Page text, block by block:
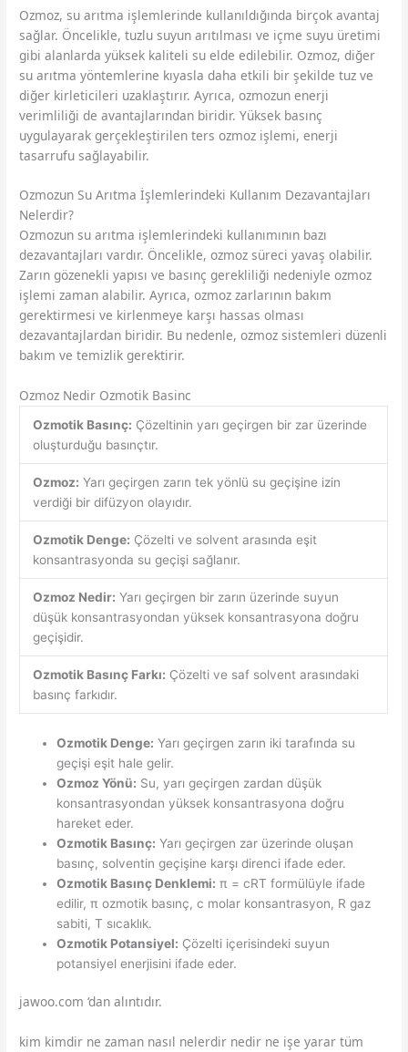
Ozmoz, su arıtma işlemlerinde kullanıldığında birçok avantaj
sağlar. Öncelikle, tuzlu suyun arıtılması ve içme suyu üretimi
gibi alanlarda yüksek kaliteli su elde edilebilir. Ozmoz, diğer
su arıtma yöntemlerine kıyasla daha etkili bir şekilde tuz ve
diğer kirleticileri uzaklaştırır. Ayrıca, ozmozun enerji
verimliliği de avantajlarından biridir. Yüksek basınç
uygulayarak gerçekleştirilen ters ozmoz işlemi, enerji
tasarrufu sağlayabilir.
Ozmozun Su Arıtma İşlemlerindeki Kullanım Dezavantajları
Nelerdir?
Ozmozun su arıtma işlemlerindeki kullanımının bazı
dezavantajları vardır. Öncelikle, ozmoz süreci yavaş olabilir.
Zarın gözenekli yapısı ve basınç gerekliliği nedeniyle ozmoz
işlemi zaman alabilir. Ayrıca, ozmoz zarlarının bakım
gerektirmesi ve kirlenmeye karşı hassas olması
dezavantajlardan biridir. Bu nedenle, ozmoz sistemleri düzenli
bakım ve temizlik gerektirir.
Ozmoz Nedir Ozmotik Basinc
Ozmotik Basınç: Çözeltinin yarı geçirgen bir zar üzerinde
oluşturduğu basınçtır.
Ozmoz: Yarı geçirgen zarın tek yönlü su geçişine izin
verdiği bir difüzyon olayıdır.
Ozmotik Denge: Çözelti ve solvent arasında eşit
konsantrasyonda su geçişi sağlanır.
Ozmoz Nedir: Yarı geçirgen bir zarın üzerinde suyun
düşük konsantrasyondan yüksek konsantrasyona doğru
geçişidir.
Ozmotik Basınç Farkı: Çözelti ve saf solvent arasındaki
basınç farkıdır.
Ozmotik Denge: Yarı geçirgen zarın iki tarafında su
geçişi eşit hale gelir.
Ozmoz Yönü: Su, yarı geçirgen zardan düşük
konsantrasyondan yüksek konsantrasyona doğru
hareket eder.
Ozmotik Basınç: Yarı geçirgen zar üzerinde oluşan
basınç, solventin geçişine karşı direnci ifade eder.
Ozmotik Basınç Denklemi: π = cRT formülüyle ifade
edilir, π ozmotik basınç, c molar konsantrasyon, R gaz
sabiti, T sıcaklık.
Ozmotik Potansiyel: Çözelti içerisindeki suyun
potansiyel enerjisini ifade eder.
jawoo.com ‘dan alıntıdır.
kim kimdir ne zaman nasıl nelerdir nedir ne işe yarar tüm